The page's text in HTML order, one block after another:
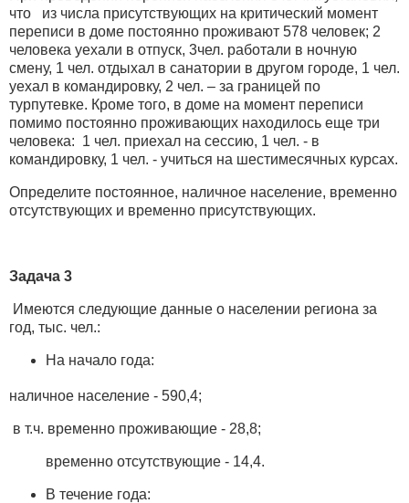
что из числа присутствующих на критический момент
переписи в доме постоянно проживают 578 человек; 2
человека уехали в отпуск, 3чел. работали в ночную
смену, 1 чел. отдыхал в санатории в другом городе, 1 чел.
уехал в командировку, 2 чел. – за границей по
турпутевке. Кроме того, в доме на момент переписи
помимо постоянно проживающих находилось еще три
человека: 1 чел. приехал на сессию, 1 чел. - в
командировку, 1 чел. - учиться на шестимесячных курсах.
Определите постоянное, наличное население, временно
отсутствующих и временно присутствующих.
Задача 3
Имеются следующие данные о населении региона за
год, тыс. чел.:
На начало года:
наличное население - 590,4;
в т.ч. временно проживающие - 28,8;
временно отсутствующие - 14,4.
В течение года: